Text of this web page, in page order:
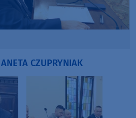
CZUPRYNIAK